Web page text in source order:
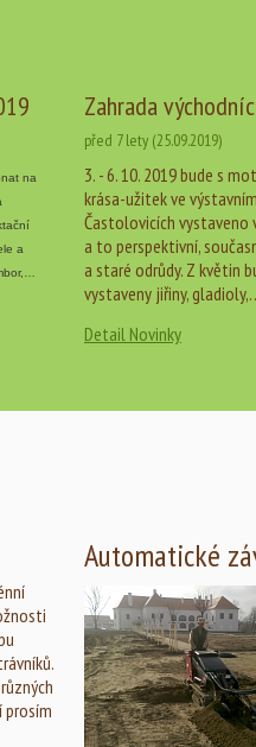
na
a
Zahrada
před 7 lety (25.09.2019)
3. - 6. 10. 2019 bude s
krása-užitek ve
Častolovicích vystaveno
a to perspektivní,
a staré odrůdy. Z květin
vystaveny jiřiny,
Detail Novinky
prosím
Automatické